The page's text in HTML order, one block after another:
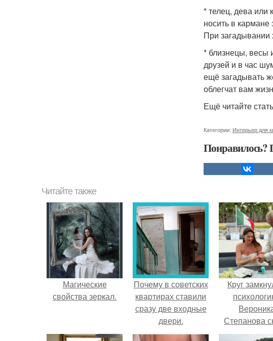
* телец, дева
носить в кармане
При
* близнецы, весы
друзей и в час
ещё загадывать
облегчат вам
Ещё читайте
Категории: Интерьер для
Понравилось?
Читайте также
Магические
свойства зеркал.
Почему в советских
квартирах ставили
сразу две входные
двери.
Круг
Степанова
вышла